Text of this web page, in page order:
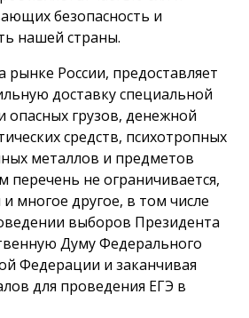
безопасность и
нашей страны.
рынке России, предоставляет
доставку специальной
опасных грузов, денежной
средств, психотропных
металлов и предметов
перечень не ограничивается,
многое другое, в том числе
выборов Президента
Думу Федерального
Федерации и заканчивая
для проведения ЕГЭ в